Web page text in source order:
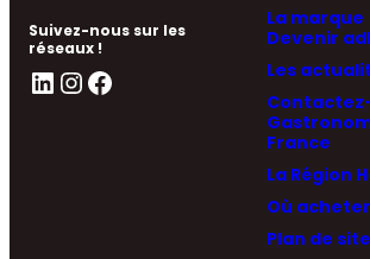
La marque
Devenir
Les
France
La Région
Où
Plan de site
Suivez-nous sur les
réseaux !
LinkedIn InstagramFacebook